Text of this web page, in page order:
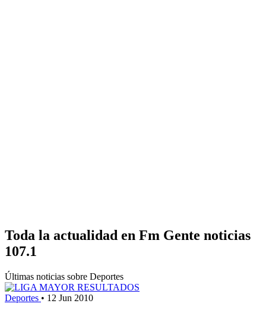
Toda la actualidad en Fm Gente noticias
107.1
Últimas noticias sobre Deportes
Deportes • 12 Jun 2010